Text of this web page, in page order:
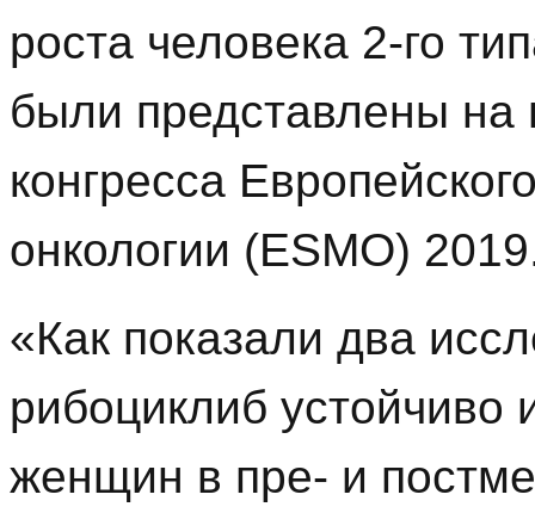
роста человека 2-го
были представлены на
конгресса
онкологии (ESMO)
«Как показали два
рибоциклиб устойчиво
женщин в пре- и